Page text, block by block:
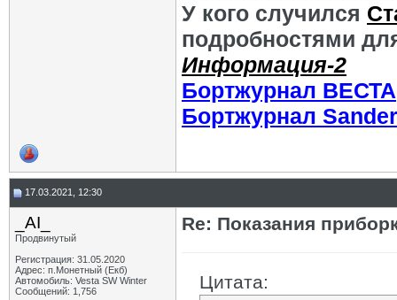
У кого случился
подробностями
Информация-2
Бортжурнал ВЕСТА
Бортжурнал
17.03.2021, 12:30
_AI_
Продвинутый
Регистрация: 31.05.2020
Адрес: п.Монетный (Екб)
Автомобиль: Vesta SW Winter
Сообщений: 1,756
Re: Показания
Цитата: